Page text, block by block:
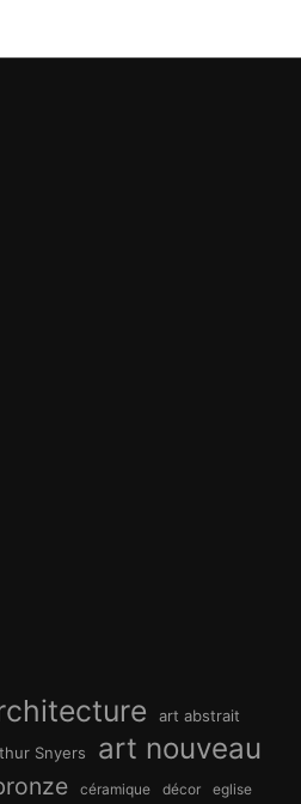
art abstrait
Snyers art nouveau
céramique décor eglise